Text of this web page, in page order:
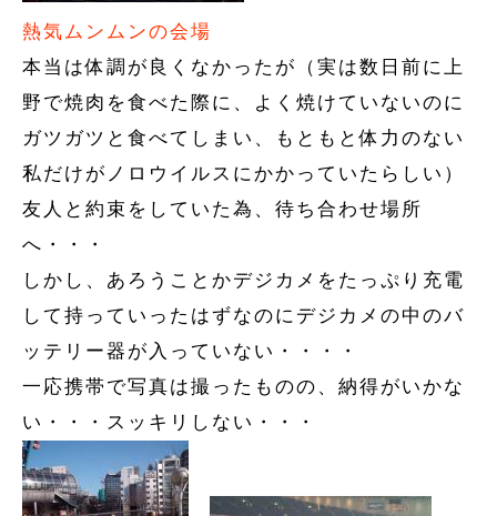
熱気ムンムンの会場
本当は体調が良くなかったが（実は数日前に上
野で焼肉を食べた際に、よく焼けていないのに
ガツガツと食べてしまい、もともと体力のない
私だけがノロウイルスにかかっていたらしい）
友人と約束をしていた為、待ち合わせ場所
へ・・・
しかし、あろうことかデジカメをたっぷり充電
して持っていったはずなのにデジカメの中のバ
ッテリー器が入っていない・・・・
一応携帯で写真は撮ったものの、納得がいかな
い・・・スッキリしない・・・